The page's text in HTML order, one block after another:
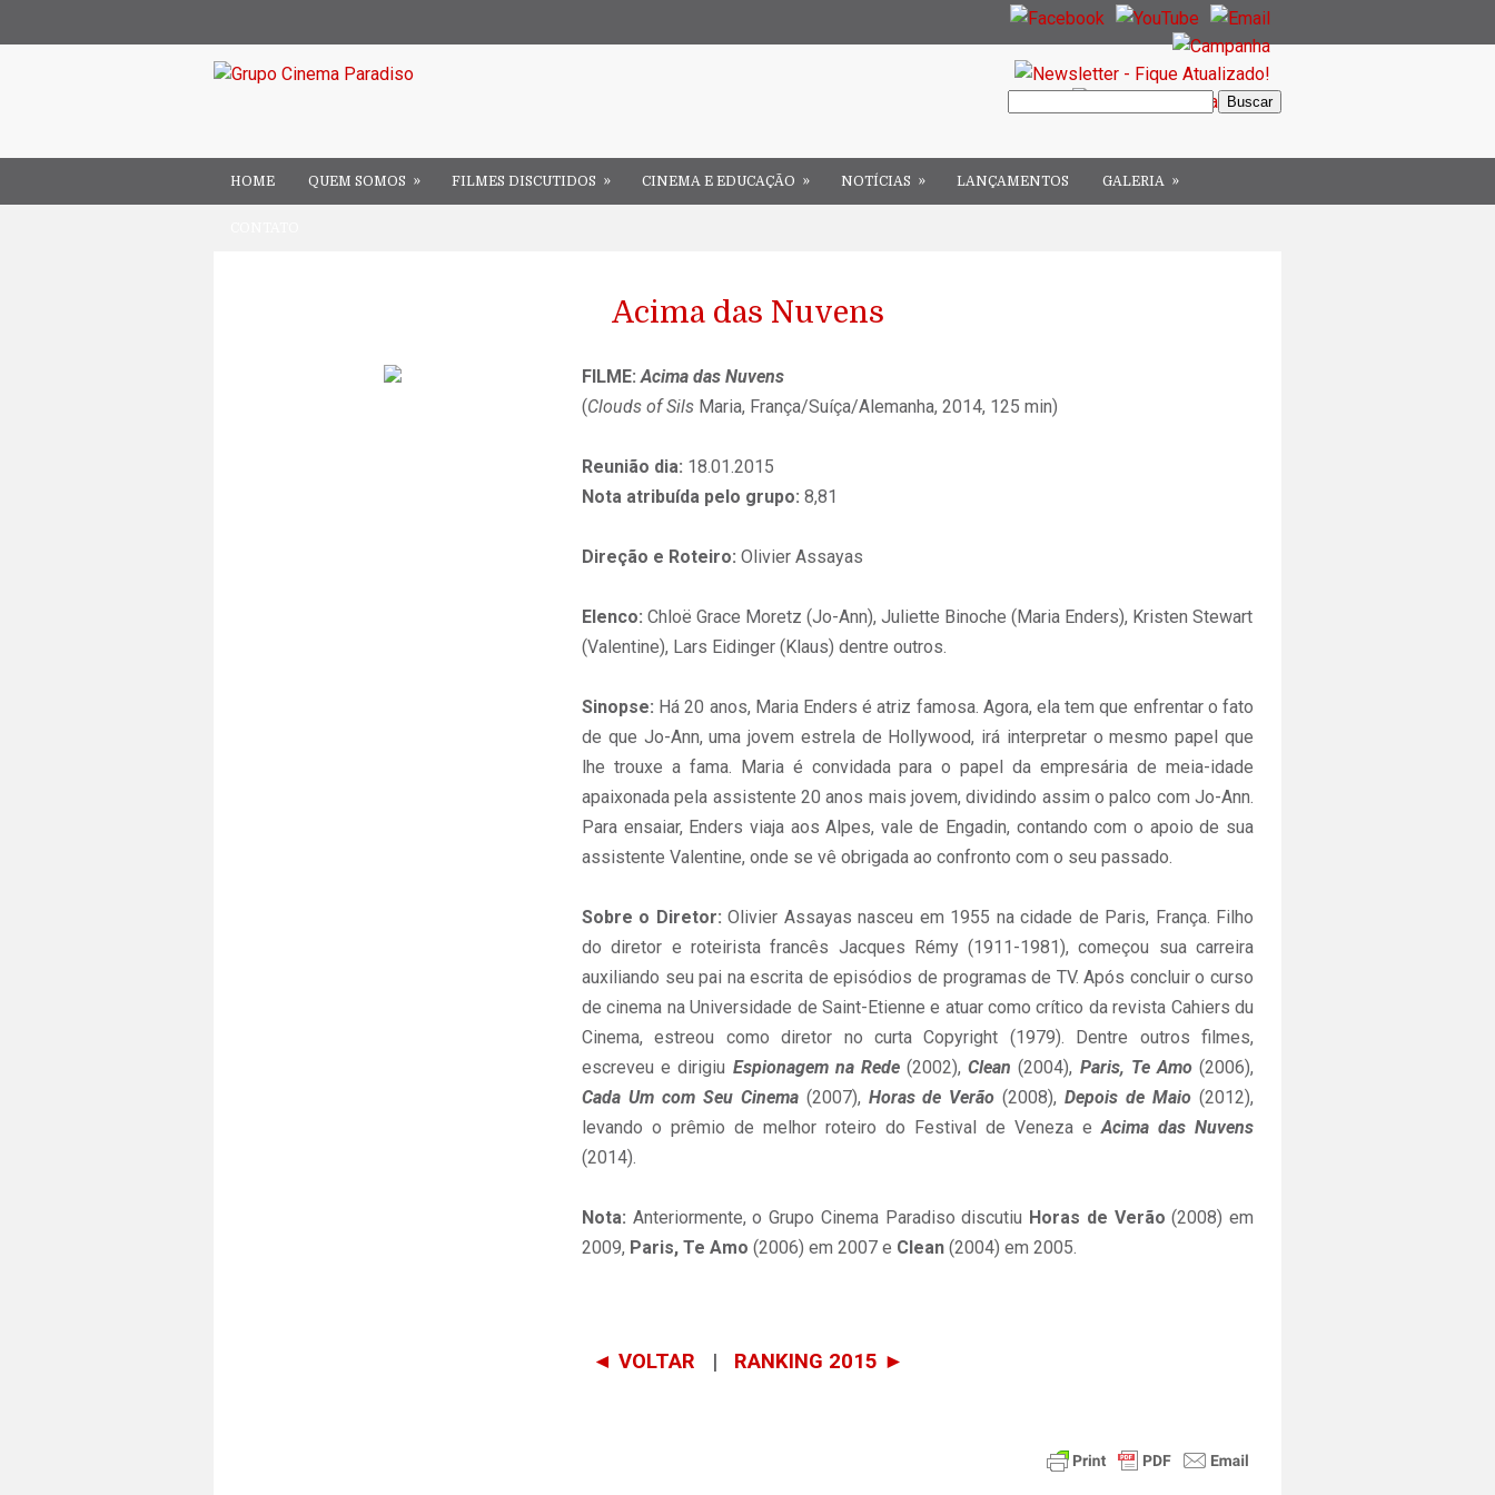
HOME QUEM SOMOS » FILMES DISCUTIDOS » CINEMA E EDUCAÇÃO » NOTÍCIAS » LANÇAMENTOS GALERIA »
Acima das Nuvens
FILME: Acima das Nuvens
(Clouds of Sils Maria, França/Suíça/Alemanha, 2014, 125 min)
Reunião dia: 18.01.2015
Nota atribuída pelo grupo: 8,81
Direção e Roteiro: Olivier Assayas
Elenco: Chloë Grace Moretz (Jo-Ann), Juliette Binoche (Maria Enders), Kristen Stewart
(Valentine), Lars Eidinger (Klaus) dentre outros.
Sinopse: Há 20 anos, Maria Enders é atriz famosa. Agora, ela tem que enfrentar o fato
de que Jo-Ann, uma jovem estrela de Hollywood, irá interpretar o mesmo papel que
lhe trouxe a fama. Maria é convidada para o papel da empresária de meia-idade
apaixonada pela assistente 20 anos mais jovem, dividindo assim o palco com Jo-Ann.
Para ensaiar, Enders viaja aos Alpes, vale de Engadin, contando com o apoio de sua
assistente Valentine, onde se vê obrigada ao confronto com o seu passado.
Sobre o Diretor: Olivier Assayas nasceu em 1955 na cidade de Paris, França. Filho
do diretor e roteirista francês Jacques Rémy (1911-1981), começou sua carreira
auxiliando seu pai na escrita de episódios de programas de TV. Após concluir o curso
de cinema na Universidade de Saint-Etienne e atuar como crítico da revista Cahiers du
Cinema, estreou como diretor no curta Copyright (1979). Dentre outros filmes,
escreveu e dirigiu Espionagem na Rede (2002),Clean (2004), Paris, Te Amo(2006),
Cada Um com Seu Cinema(2007), Horas de Verão (2008),Depois de Maio (2012),
levando o prêmio de melhor roteiro do Festival de Veneza eAcima das Nuvens
(2014).
Nota: Anteriormente, o Grupo Cinema Paradiso discutiu Horas de Verão (2008) em
2009, Paris, Te Amo (2006) em 2007 e Clean (2004) em 2005.
◄ VOLTAR | RANKING 2015 ►